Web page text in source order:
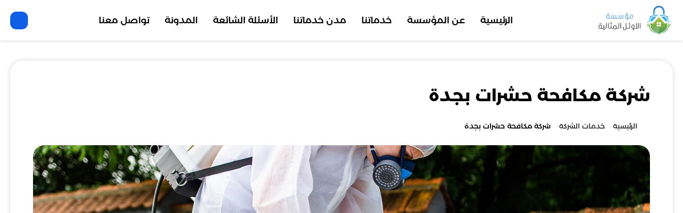
الرئيسية عن المؤسسة خدماتنا مدن خدماتنا الأسئلة الشائعة المدونة تواصل معنا
شركة مكافحة حشرات بجدة
الرئيسية خدمات الشركة شركة مكافحة حشرات بجدة